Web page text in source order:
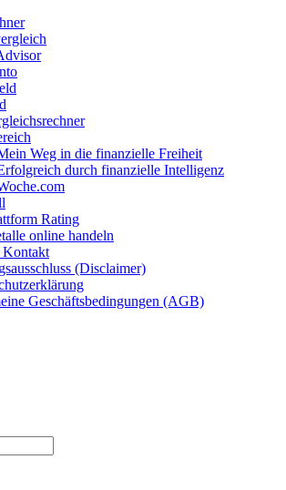
Weg in die finanzielle Freiheit
durch finanzielle Intelligenz
Rating
online handeln
Kontakt
(Disclaimer)
Geschäftsbedingungen (AGB)